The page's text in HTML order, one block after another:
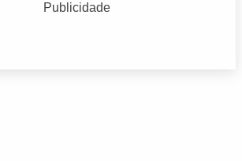
Publicidade